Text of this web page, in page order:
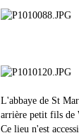
Vue
L'abbaye de St
arrière petit fils de
Ce lieu n'est